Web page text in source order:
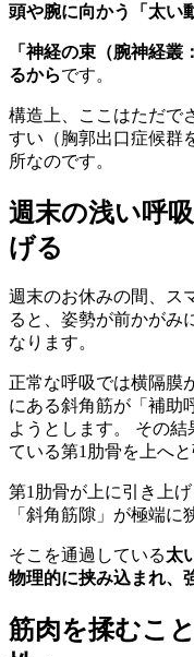
頭や腕に向かう「太い
「神経の束（腕神経
るからです。
構造上、ここはただで
すい（胸郭出口症候群
所なのです。
週末の浅い呼
げる
週末のお休みの間、ス
ると、姿勢が前かがみ
なります。
正常な呼吸では横隔膜
にある斜角筋が「補助
ようとします。 その
ている第1肋骨を上へ
第1肋骨が上に引き上
「斜角筋隙」が極端に
そこを通過している太
物理的に挟み込まれ、
筋肉を揉むこ